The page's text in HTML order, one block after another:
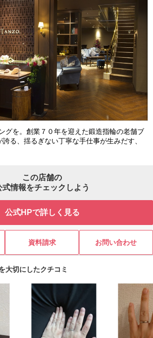
グを。創業７０年を迎えた鍛造指輪の老舗ブ
る、揺るぎない丁寧な手仕事が生みだす、
この店舗の
式情報をチェックしよう
公式HPで詳しく見る
資料請求 お問い合わせ
大切にしたクチコミ